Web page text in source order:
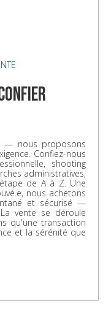
— nous proposons
Confiez-nous
shooting
administratives,
de A à Z. Une
nous achetons
et sécurisé —
vente se déroule
qu'une transaction
et la sérénité que